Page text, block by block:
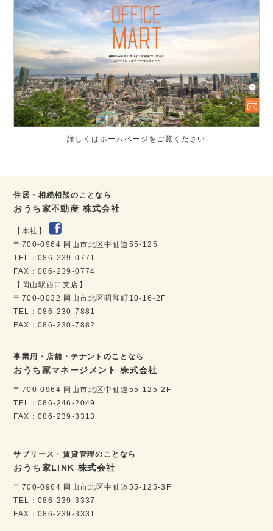
詳しくはホームページをご覧ください
住居・相続相談のことなら
おうち家不動産 株式会社
【本社】
〒700-0964 岡山市北区中仙道55-125
TEL：086-239-0771
FAX：086-239-0774
【岡山駅西口支店】
〒700-0032 岡山市北区昭和町10-16-2F
TEL：086-230-7881
FAX：086-230-7882
事業用・店舗・テナントのことなら
おうち家マネージメント 株式会社
〒700-0964 岡山市北区中仙道55-125-2F
TEL：086-246-2049
FAX：086-239-3313
サブリース・賃貸管理のことなら
おうち家LINK 株式会社
〒700-0964 岡山市北区中仙道55-125-3F
TEL：086-239-3337
FAX：086-239-3331